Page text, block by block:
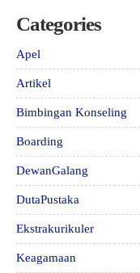
Categories
Apel
Artikel
Bimbingan Konseling
Boarding
DewanGalang
DutaPustaka
Ekstrakurikuler
Keagamaan